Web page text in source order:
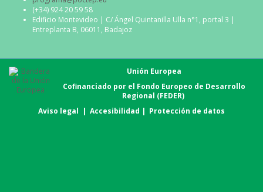
(+34) 924 20 59 58
Edificio Montevideo | C/ Ángel Quintanilla Ulla n°1, portal 3 |
Entreplanta B, 06011, Badajoz
Unión Europea
Cofinanciado por el Fondo Europeo de Desarrollo
Regional (FEDER)
Aviso legal | Accesibilidad | Protección de datos